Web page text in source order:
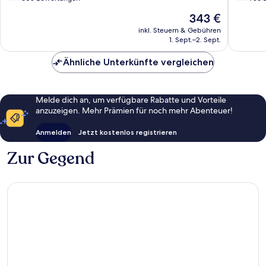
Der
Preis
beträgt
343 €
inkl. Steuern & Gebühren
1. Sept.–2. Sept.
Ähnliche Unterkünfte vergleichen
Melde dich an, um verfügbare Rabatte und Vorteile
anzuzeigen. Mehr Prämien für noch mehr Abenteuer!
Anmelden Jetzt kostenlos registrieren
Zur Gegend